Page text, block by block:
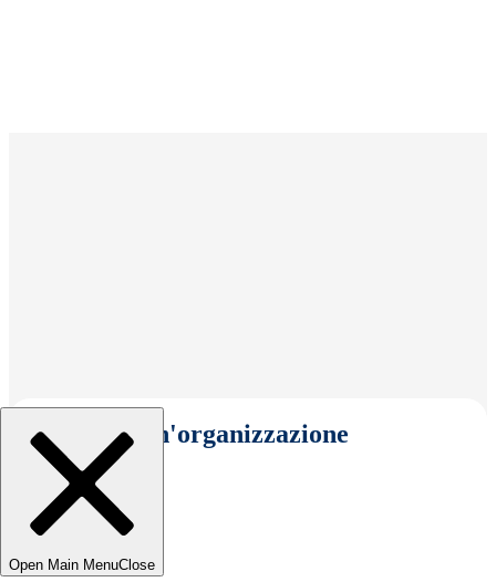
Seleziona un'organizzazione
Open Main MenuClose